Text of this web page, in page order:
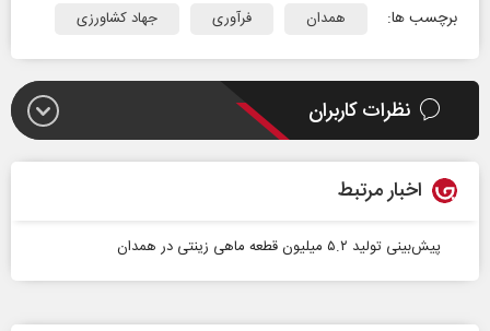
برچسب ها: همدان فرآوری جهاد کشاورزی
نظرات کاربران
اخبار مرتبط
پیش‌بینی تولید ۵.۲ میلیون قطعه ماهی زینتی در همدان